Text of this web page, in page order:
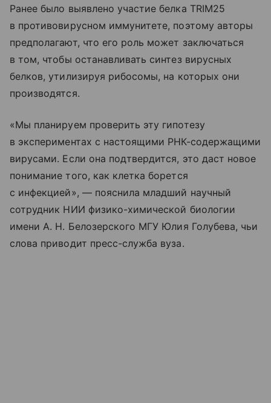
Ранее было выявлено участие белка TRIM25
в противовирусном иммунитете, поэтому авторы
предполагают, что его роль может заключаться
в том, чтобы останавливать синтез вирусных
белков, утилизируя рибосомы, на которых они
производятся.
«Мы планируем проверить эту гипотезу
в экспериментах с настоящими РНК-содержащими
вирусами. Если она подтвердится, это даст новое
понимание того, как клетка борется
с инфекцией», — пояснила младший научный
сотрудник НИИ физико-химической биологии
имени А. Н. Белозерского МГУ Юлия Голубева, чьи
слова приводит пресс-служба вуза.